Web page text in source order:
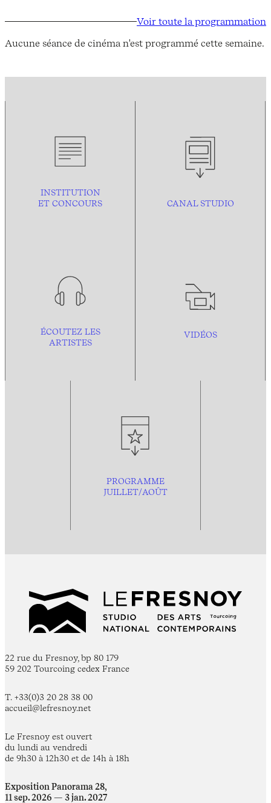
Voir toute la programmation
Aucune séance de cinéma n'est programmé cette semaine.
INSTITUTION
ET CONCOURS
CANAL STUDIO
ÉCOUTEZ LES
ARTISTES
VIDÉOS
PROGRAMME
JUILLET/AOÛT
22 rue du Fresnoy, bp 80 179
59 202 Tourcoing cedex France
T. +33(0)3 20 28 38 00
accueil@lefresnoy.net
Le Fresnoy est ouvert
du lundi au vendredi
de 9h30 à 12h30 et de 14h à 18h
Exposition Panorama 28,
11 sep. 2026 — 3 jan. 2027